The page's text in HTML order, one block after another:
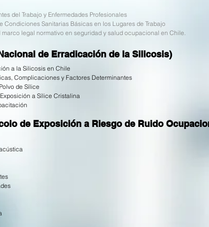
del Trabajo y Enfermedades Profesionales
Condiciones Sanitarias Básicas en los Lugares de Trabajo
legal normativo en seguridad y salud ocupacional en Chile.
de Erradicación de la Silicosis)
a la Silicosis en Chile
Complicaciones y Factores Determinantes
de Sílice
a Sílice Cristalina
de Exposición a Riesgo de Ruido